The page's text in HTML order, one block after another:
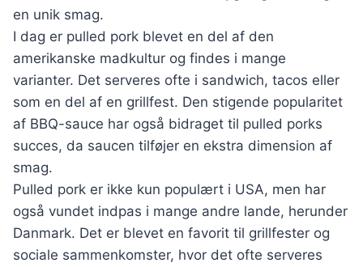
en unik smag.
I dag er pulled pork blevet en del af den
amerikanske madkultur og findes i mange
varianter. Det serveres ofte i sandwich, tacos eller
som en del af en grillfest. Den stigende popularitet
af BBQ-sauce har også bidraget til pulled porks
succes, da saucen tilføjer en ekstra dimension af
smag.
Pulled pork er ikke kun populært i USA, men har
også vundet indpas i mange andre lande, herunder
Danmark. Det er blevet en favorit til grillfester og
sociale sammenkomster, hvor det ofte serveres